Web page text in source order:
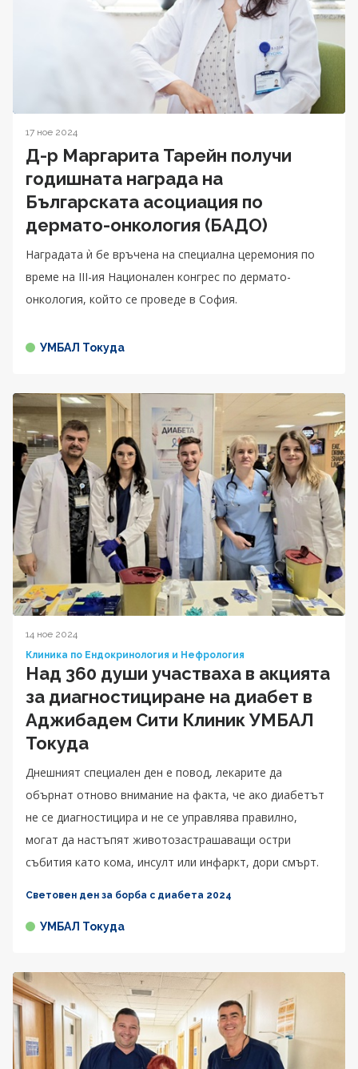
17 ное 2024
Д-р Маргарита Тарейн получи
годишната награда на
Българската асоциация по
дермато-онкология (БАДО)
Наградата ѝ бе връчена на специална церемония по
време на III-ия Национален конгрес по дермато-
онкология, който се проведе в София.
УМБАЛ Токуда
14 ное 2024
Клиника по Ендокринология и Нефрология
Над 360 души участваха в акцията
за диагностициране на диабет в
Аджибадем Сити Клиник УМБАЛ
Токуда
Днешният специален ден е повод, лекарите да
обърнат отново внимание на факта, че ако диабетът
не се диагностицира и не се управлява правилно,
могат да настъпят животозастрашаващи остри
събития като кома, инсулт или инфаркт, дори смърт.
Световен ден за борба с диабета 2024
УМБАЛ Токуда